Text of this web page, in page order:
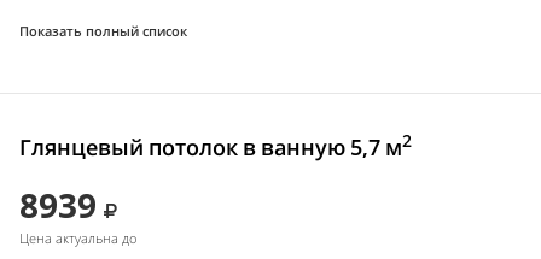
Показать полный список
Глянцевый потолок в ванную 5,7 м2
8939
Цена актуальна до